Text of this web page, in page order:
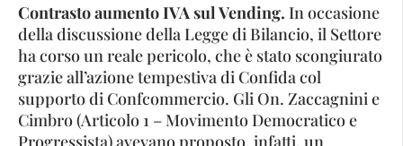
Contrasto aumento IVA sul Vending. In occasione
della discussione della Legge di Bilancio, il Settore
ha corso un reale pericolo, che è stato scongiurato
grazie all’azione tempestiva di Confida col
supporto di Confcommercio. Gli On. Zaccagnini e
Cimbro (Articolo 1 – Movimento Democratico e
Progressista) avevano proposto, infatti, un